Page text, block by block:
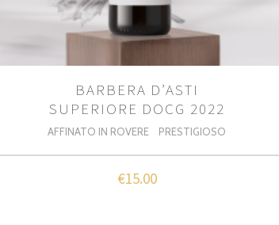
BARBERA D’ASTI
SUPERIORE DOCG 2022
AFFINATO IN ROVERE PRESTIGIOSO
€15.00